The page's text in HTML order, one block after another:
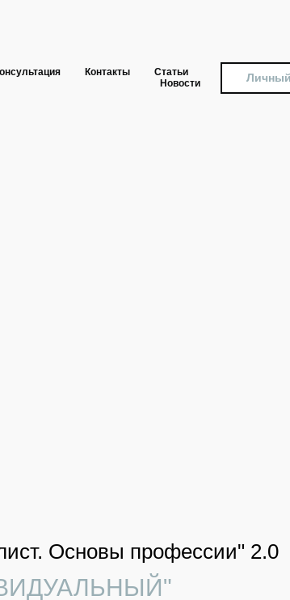
Контакты
Статьи
Новости
Основы профессии" 2.0